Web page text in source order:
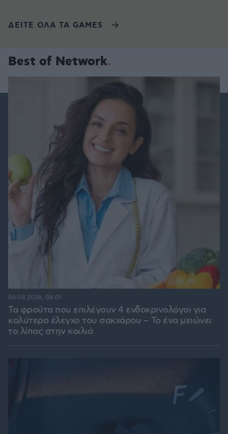
ΔΕΙΤΕ ΟΛΑ ΤΑ GAMES
Best of Network
Τα φρούτα που επιλέγουν 4 ενδοκρινολόγοι για
καλύτερο έλεγχο του σακχάρου – Το ένα μειώνει
το λίπος στην κοιλιά
06.08.2026, 08:01